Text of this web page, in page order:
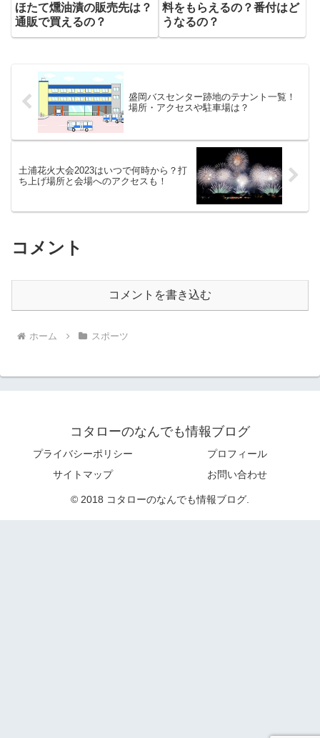
ほたて燻油漬の販売先は？
通販で買えるの？
料をもらえるの？番付はど
うなるの？
盛岡バスセンター跡地のテナント一覧！
場所・アクセスや駐車場は？
土浦花火大会2023はいつで何時から？打
ち上げ場所と会場へのアクセスも！
コメント
コメントを書き込む
ホーム スポーツ
コタローのなんでも情報ブログ
プライバシーポリシー
プロフィール
サイトマップ
お問い合わせ
© 2018 コタローのなんでも情報ブログ.